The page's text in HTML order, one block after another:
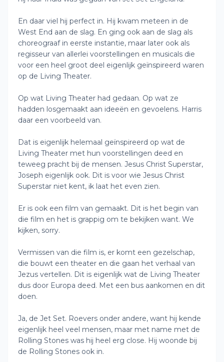
En daar viel hij perfect in. Hij kwam meteen in de
West End aan de slag. En ging ook aan de slag als
choreograaf in eerste instantie, maar later ook als
regisseur van allerlei voorstellingen en musicals die
voor een heel groot deel eigenlijk geïnspireerd waren
op de Living Theater.
Op wat Living Theater had gedaan. Op wat ze
hadden losgemaakt aan ideeën en gevoelens. Harris
daar een voorbeeld van.
Dat is eigenlijk helemaal geïnspireerd op wat de
Living Theater met hun voorstellingen deed en
teweeg pracht bij de mensen. Jesus Christ Superstar,
Joseph eigenlijk ook. Dit is voor wie Jesus Christ
Superstar niet kent, ik laat het even zien.
Er is ook een film van gemaakt. Dit is het begin van
die film en het is grappig om te bekijken want. We
kijken, sorry.
Vermissen van die film is, er komt een gezelschap,
die bouwt een theater en die gaan het verhaal van
Jezus vertellen. Dit is eigenlijk wat de Living Theater
dus door Europa deed. Met een bus aankomen en dit
doen.
Ja, de Jet Set. Roevers onder andere, want hij kende
eigenlijk heel veel mensen, maar met name met de
Rolling Stones was hij heel erg close. Hij woonde bij
de Rolling Stones ook in.